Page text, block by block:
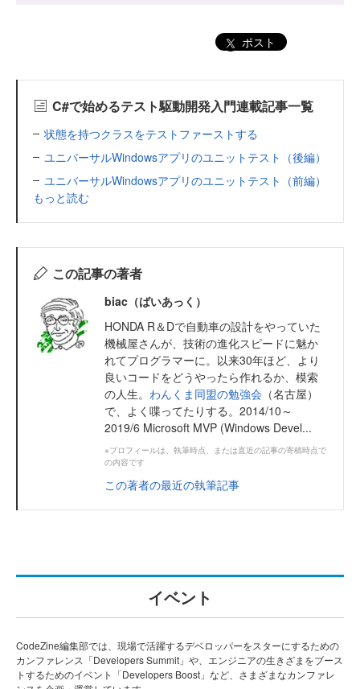
ポスト
C#で始めるテスト駆動開発入門連載記事一覧
状態を持つクラスをテストファーストする
ユニバーサルWindowsアプリのユニットテスト（後編）
ユニバーサルWindowsアプリのユニットテスト（前編）
もっと読む
この記事の著者
biac（ばいあっく）
HONDA R＆Dで自動車の設計をやっていた
機械屋さんが、技術の進化スピードに魅か
れてプログラマーに。以来30年ほど、より
良いコードをどうやったら作れるか、模索
の人生。 わんくま同盟の勉強会 （名古屋）
で、よく喋ってたりする。2014/10～
2019/6 Microsoft MVP (Windows Devel...
※プロフィールは、執筆時点、または直近の記事の寄稿時点で
の内容です
この著者の最近の執筆記事
イベント
CodeZine編集部では、現場で活躍するデベロッパーをスターにするための
カンファレンス「Developers Summit」や、エンジニアの生きざまをブース
トするためのイベント「Developers Boost」など、さまざまなカンファレ